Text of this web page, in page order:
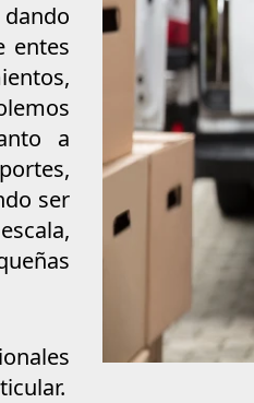
entes
a
ser